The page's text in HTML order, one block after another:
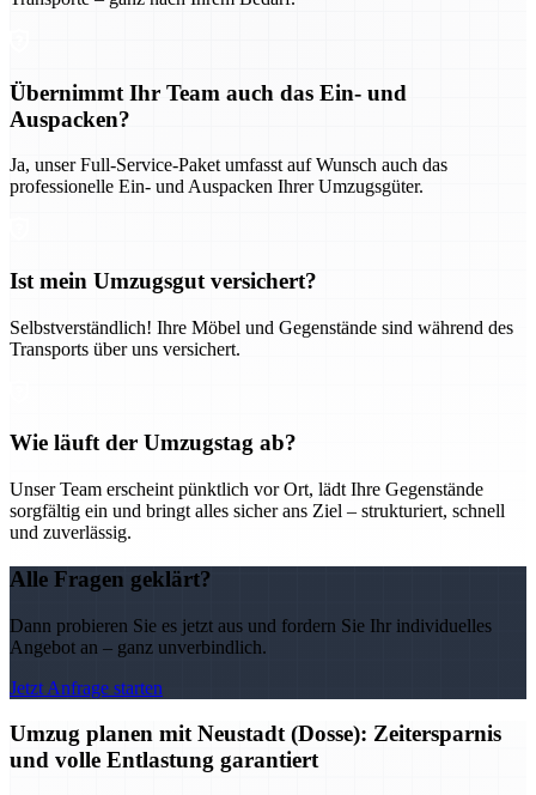
Übernimmt Ihr Team auch das Ein- und
Auspacken?
Ja, unser Full-Service-Paket umfasst auf Wunsch auch das
professionelle Ein- und Auspacken Ihrer Umzugsgüter.
Ist mein Umzugsgut versichert?
Selbstverständlich! Ihre Möbel und Gegenstände sind während des
Transports über uns versichert.
Wie läuft der Umzugstag ab?
Unser Team erscheint pünktlich vor Ort, lädt Ihre Gegenstände
sorgfältig ein und bringt alles sicher ans Ziel – strukturiert, schnell
und zuverlässig.
Alle Fragen geklärt?
Dann probieren Sie es jetzt aus und fordern Sie Ihr individuelles
Angebot an – ganz unverbindlich.
Jetzt Anfrage starten
Umzug planen mit Neustadt (Dosse): Zeitersparnis
und volle Entlastung garantiert